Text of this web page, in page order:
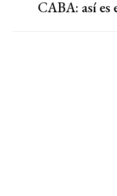
CABA: así es